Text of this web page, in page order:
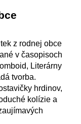
z rodnej obce
v časopisoch
Literárny
tvorba.
hrdinov,
kolízie a